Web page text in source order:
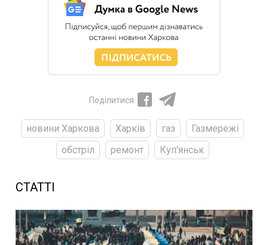
Поділитися
новини Харкова Харків газ
Газмережі
обстріл
ремонт Куп'янськ
СТАТТІ